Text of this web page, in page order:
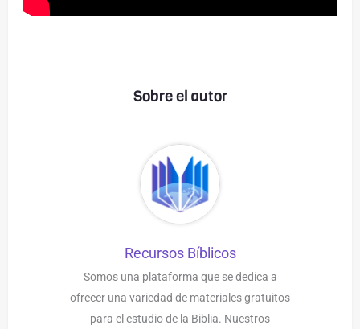
Sobre el autor
Recursos Bíblicos
Somos una plataforma que se dedica a
ofrecer una variedad de materiales gratuitos
para el estudio de la Biblia. Nuestros